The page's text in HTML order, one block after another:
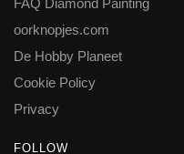
FAQ Diamond Painting
oorknopjes.com
De Hobby Planeet
Cookie Policy
Privacy
FOLLOW